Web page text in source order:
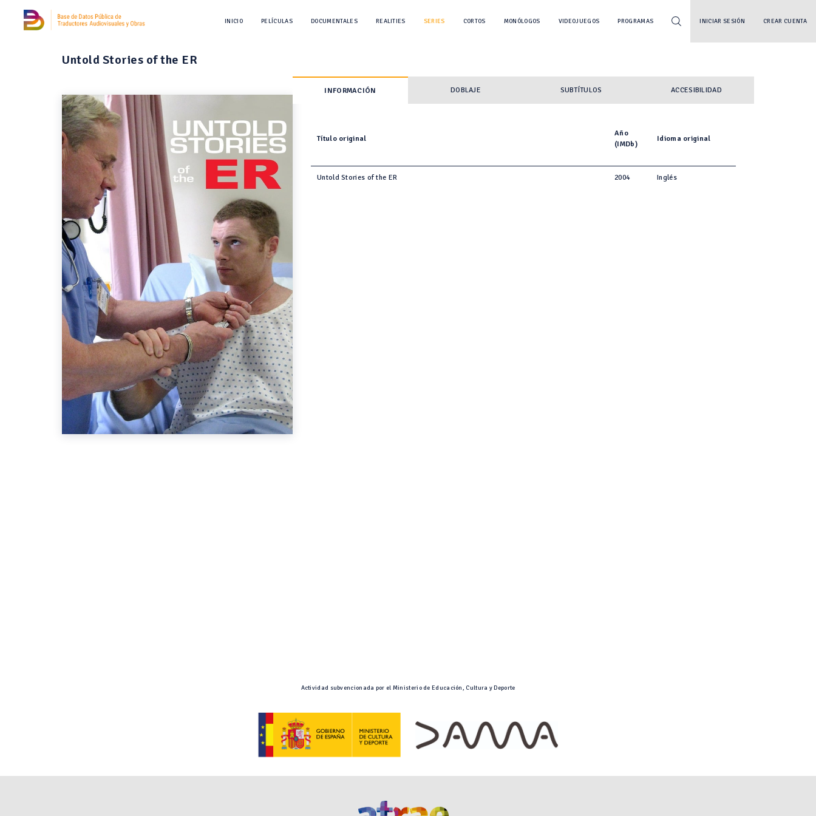
INICIO PELÍCULAS DOCUMENTALES REALITIES SERIES CORTOS MONÓLOGOS VIDEOJUEGOS PROGRAMAS INICIAR SESIÓN CREAR CUENTA
Untold Stories of the ER
INFORMACIÓN DOBLAJE SUBTÍTULOS ACCESIBILIDAD
Título original
Año
(IMDb)
Idioma original
Untold Stories of the ER 2004 Inglés
Actividad subvencionada por el Ministerio de Educación, Cultura y Deporte